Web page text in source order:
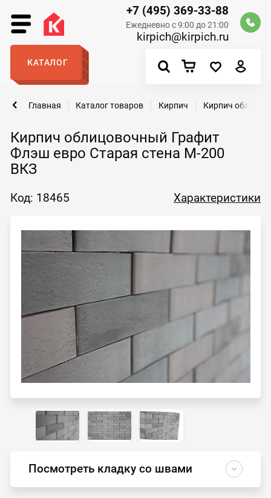
+7 (495) 369-33-88
Ежедневно с 9:00 до 21:00
kirpich@kirpich.ru
КАТАЛОГ
Кирпич облицовочный Графит
Флэш евро Старая стена М-200
ВКЗ
Главная Каталог товаров Кирпич Кирпич
Код: 18465 Характеристики
Посмотреть кладку со швами